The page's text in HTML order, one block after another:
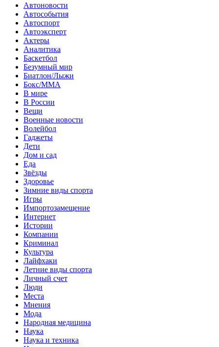
Автоновости
Автособытия
Автоспорт
Автоэксперт
Актеры
Аналитика
Баскетбол
Безумный мир
Биатлон/Лыжи
Бокс/MMA
В мире
В России
Вещи
Военные новости
Волейбол
Гаджеты
Дети
Дом и сад
Еда
Звёзды
Здоровье
Зимние виды спорта
Игры
Импортозамещение
Интернет
Истории
Компании
Криминал
Культура
Лайфхаки
Летние виды спорта
Личный счет
Люди
Места
Мнения
Мода
Народная медицина
Наука
Наука и техника